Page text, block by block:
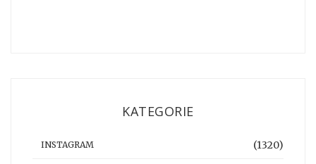
KATEGORIE
INSTAGRAM (1320)